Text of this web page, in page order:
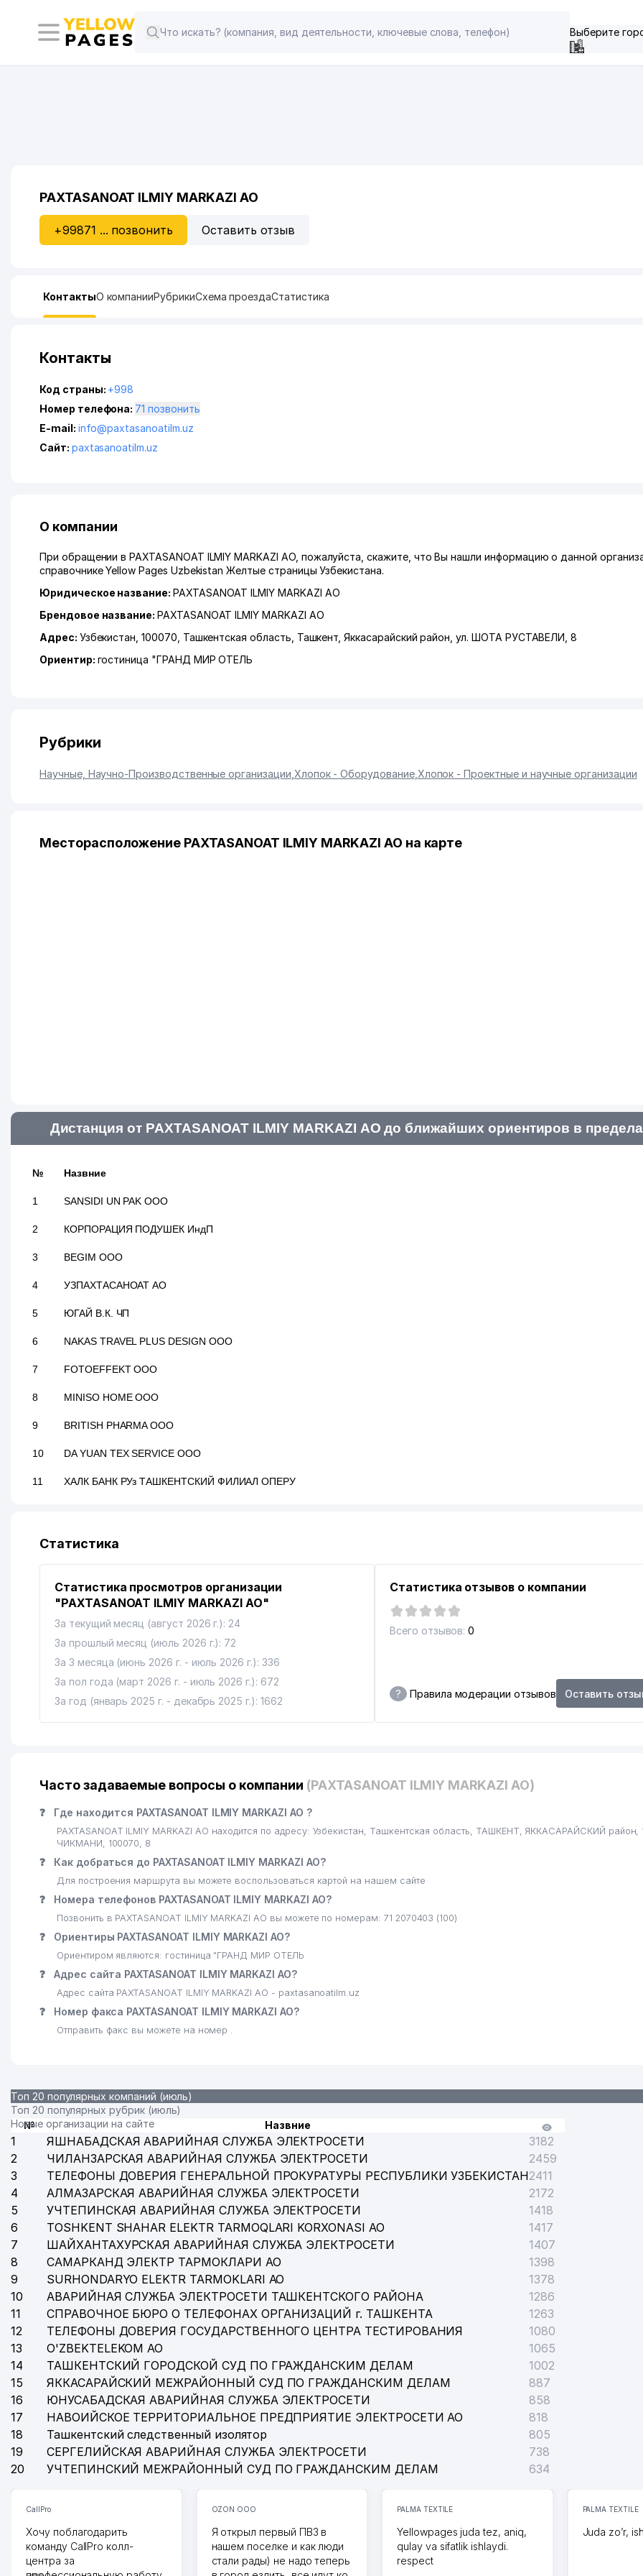
Выберите
PAXTASANOAT ILMIY MARKAZI АО
+99871 ... позвонить Оставить отзыв
КонтактыО компанииРубрикиСхема проездаСтатистика
Контакты
Код страны: +998
Номер телефона:
71 позвонить
E-mail: info@paxtasanoatilm.uz
Сайт: paxtasanoatilm.uz
О компании
При обращении в PAXTASANOAT ILMIY MARKAZI АО, пожалуйста, скажите, что Вы нашли информацию о данной
справочнике Yellow Pages Uzbekistan Желтые страницы Узбекистана.
Юридическое название: PAXTASANOAT ILMIY MARKAZI АО
Брендовое название: PAXTASANOAT ILMIY MARKAZI АО
Адрес: Узбекистан, 100070, Ташкентская область Ташкент ,Яккасарайский район ,ул. ШОТА РУСТАВЕЛИ , 8
Ориентир: гостиница "ГРАНД МИР ОТЕЛЬ
Рубрики
Научные, Научно-Производственные организации Хлопок - Оборудование, Хлопок - Проектные и научные организации
Месторасположение PAXTASANOAT ILMIY MARKAZI АО на карте
Дистанция от PAXTASANOAT ILMIY MARKAZI АО до ближайших ориентиров в
№ Назвние
1 SANSIDI UN PAK ООО
2 КОРПОРАЦИЯ ПОДУШЕК ИндП
3 BEGIM ООО
4 УЗПАХТАСАНОАТ АО
5 ЮГАЙ В.К. ЧП
6 NAKAS TRAVEL PLUS DESIGN ООО
7 FOTOEFFEKT ООО
8 MINISO HOME ООО
9 BRITISH PHARMA ООО
10 DA YUAN TEX SERVICE ООО
11 ХАЛК БАНК РУз ТАШКЕНТСКИЙ ФИЛИАЛ ОПЕРУ
13
14 INSOFT INVEST ООО
Cambridge Learning Center (Oybek)
XINJIANG MOER CHEMSCIENCE CO. LTD. ПРЕДСТАВИТЕЛЬСТВО
Aviatime ООО
IBRAT COMPANY ООО
GRAND MIR СП АО
22 QUVNOQ YOZ OROMGOHI ООО
23 MOGOL ART ООО
XALQ SUG'URTA ООО СТРАХОВАЯ КОМПАНИЯ
26 MAKVA-SERVIS ООО
BASCONI LUX ЧП
30 ЦЕНТР СПЕЦИАЛИЗИРОВАННОГО АНАЛИТИЧЕСКОГО КОНТРОЛЯ В ОБЛАСТИ ОХРАНЫ ОКРУЖАЮЩЕЙ СРЕДЫ
33 SIS TRAVEL ДП
34 ALBUS ООО
SUPER FOOD ЧП
POLEZNOE PITANIE ООО
AVRUD TRAVEL ООО
LOMBARD SHARQ KREDIT ООО
MIR MAX PHARM TRADE ЧП
ONLINE TICKET SERVICE COMPANY ООО
MIROBOD ADVOKATLARI КОЛЛЕГИЯ АДВОКАТОВ
KINO OLAMI ООО
ORCHIDSALE МАГАЗИН
NASIB TUR ООО
ТАШКЕНТСКИЙ ПРОФЕССИОНАЛЬНЫЙ КОЛЛЕДЖ МИЛОСЕРДИЯ
O'ZAGROSANOATLOYIHA ООО
49 ДЕТСКИЙ САД №440
Статистика
Статистика просмотров организации
"PAXTASANOAT ILMIY MARKAZI АО"
За текущий месяц (август 2026 г.): 24
За прошлый месяц (июль 2026 г.): 72
За 3 месяца (июнь 2026 г. - июль 2026 г.): 336
За пол года (март 2026 г. - июль 2026 г.): 672
За год (январь 2025 г. - декабрь 2025 г.): 1662
Статистика отзывов о компании
Всего отзывов: 0
? Правила модерации отзывов Оставить
Часто задаваемые вопросы о компании (PAXTASANOAT ILMIY MARKAZI АО)
❓ Где находится PAXTASANOAT ILMIY MARKAZI АО ?
PAXTASANOAT ILMIY MARKAZI АО находится по адресу: Узбекистан, Ташкентская область, ТАШКЕНТ, ЯККАСАРАЙСКИЙ район,
ЧИКМАНИ, 100070, 8
❓ Как добраться до PAXTASANOAT ILMIY MARKAZI АО?
Для построения маршрута вы можете воспользоваться картой на нашем сайте
❓ Номера телефонов PAXTASANOAT ILMIY MARKAZI АО?
Позвонить в PAXTASANOAT ILMIY MARKAZI АО вы можете по номерам: 71 2070403 (100)
❓ Ориентиры PAXTASANOAT ILMIY MARKAZI АО?
Ориентиром являются: гостиница "ГРАНД МИР ОТЕЛЬ
❓ Адрес сайта PAXTASANOAT ILMIY MARKAZI АО?
Адрес сайта PAXTASANOAT ILMIY MARKAZI АО - paxtasanoatilm.uz
❓ Номер факса PAXTASANOAT ILMIY MARKAZI АО?
Отправить факс вы можете на номер .
Топ 20 популярных компаний (июль)
Топ 20 популярных рубрик (июль)
Новые организации на сайте
№ Назвние
1 ЯШНАБАДСКАЯ АВАРИЙНАЯ СЛУЖБА ЭЛЕКТРОСЕТИ
3182
2
ЧИЛАНЗАРСКАЯ АВАРИЙНАЯ СЛУЖБА ЭЛЕКТРОСЕТИ
2459
3
ТЕЛЕФОНЫ ДОВЕРИЯ ГЕНЕРАЛЬНОЙ ПРОКУРАТУРЫ РЕСПУБЛИКИ УЗБЕКИСТАН2411
4
АЛМАЗАРСКАЯ АВАРИЙНАЯ СЛУЖБА ЭЛЕКТРОСЕТИ
2172
5
УЧТЕПИНСКАЯ АВАРИЙНАЯ СЛУЖБА ЭЛЕКТРОСЕТИ
1418
6
TOSHKENT SHAHAR ELEKTR TARMOQLARI KORXONASI АО
1417
7
ШАЙХАНТАХУРСКАЯ АВАРИЙНАЯ СЛУЖБА ЭЛЕКТРОСЕТИ
1407
8
САМАРКАНД ЭЛЕКТР ТАРМОКЛАРИ АО
1398
9
SURHONDARYO ELEKTR TARMOKLARI АО
1378
10
АВАРИЙНАЯ СЛУЖБА ЭЛЕКТРОСЕТИ ТАШКЕНТСКОГО РАЙОНА
1286
11
СПРАВОЧНОЕ БЮРО О ТЕЛЕФОНАХ ОРГАНИЗАЦИЙ г. ТАШКЕНТА
1263
12
ТЕЛЕФОНЫ ДОВЕРИЯ ГОСУДАРСТВЕННОГО ЦЕНТРА ТЕСТИРОВАНИЯ
1080
13
O'ZBEKTELEKOM АО
1065
14
ТАШКЕНТСКИЙ ГОРОДСКОЙ СУД ПО ГРАЖДАНСКИМ ДЕЛАМ
1002
15
ЯККАСАРАЙСКИЙ МЕЖРАЙОННЫЙ СУД ПО ГРАЖДАНСКИМ ДЕЛАМ
887
16
ЮНУСАБАДСКАЯ АВАРИЙНАЯ СЛУЖБА ЭЛЕКТРОСЕТИ
858
17
НАВОИЙСКОЕ ТЕРРИТОРИАЛЬНОЕ ПРЕДПРИЯТИЕ ЭЛЕКТРОСЕТИ АО
818
18
Ташкентский следственный изолятор
805
19
СЕРГЕЛИЙСКАЯ АВАРИЙНАЯ СЛУЖБА ЭЛЕКТРОСЕТИ
738
20
УЧТЕПИНСКИЙ МЕЖРАЙОННЫЙ СУД ПО ГРАЖДАНСКИМ ДЕЛАМ 634
CallPro
Хочу поблагодарить
команду CallPro колл-
центра за
OZON ООО
Я открыл первый ПВЗ в
нашем поселке и как люди
стали рады) не надо теперь
PALMA TEXTILE
Yellowpages juda tez, aniq,
qulay va sifatlik ishlaydi.
respect
PALMA TEXTILE
Juda zo’r,